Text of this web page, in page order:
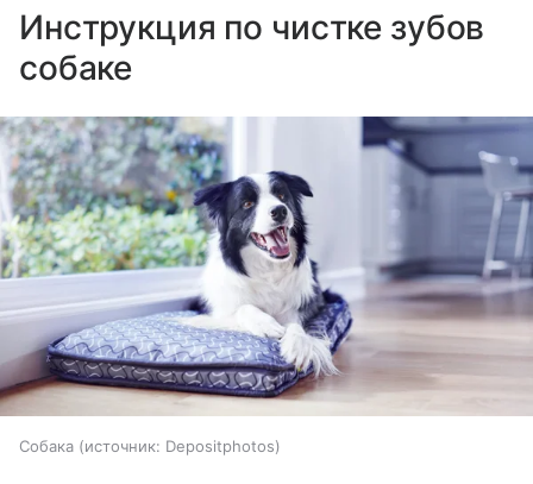
Инструкция по чистке зубов
собаке
Собака источник: Depositphotos